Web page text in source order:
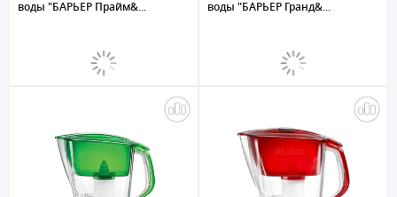
воды "БАРЬЕР Прайм&...
воды "БАРЬЕР Гранд&...